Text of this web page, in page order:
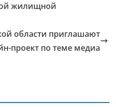
жилищной
области приглашают
проект по теме медиа